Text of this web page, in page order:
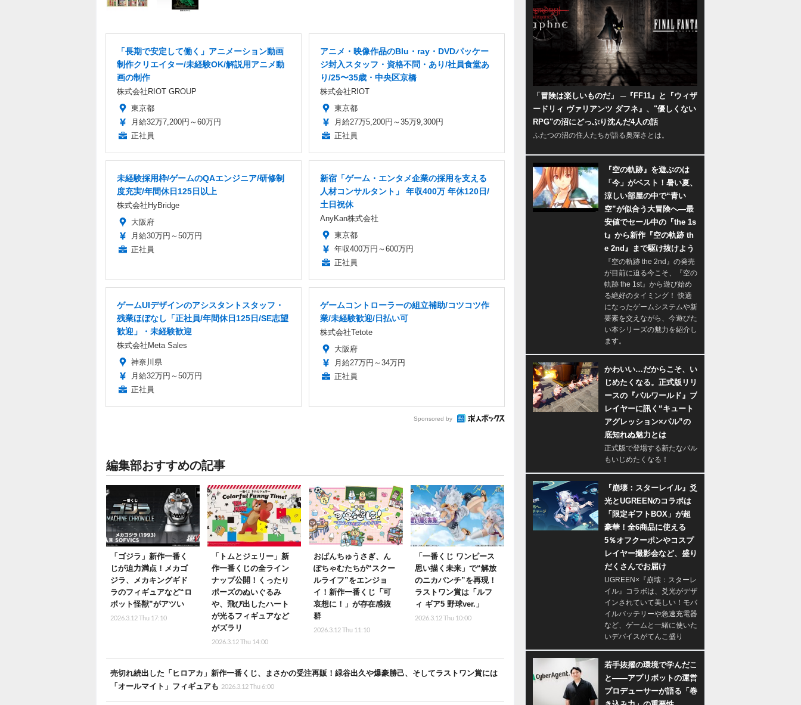
「長期で安定して働く」アニメーション動画
制作クリエイター/未経験OK/解説用アニメ動
画の制作
株式会社RIOT GROUP
東京都
月給32万7,200円～60万円
正社員
アニメ・映像作品のBlu・ray・DVDパッケー
ジ封入スタッフ・資格不問・あり/社員食堂あ
り/25〜35歳・中央区京橋
株式会社RIOT
東京都
月給27万5,200円～35万9,300円
正社員
未経験採用枠/ゲームのQAエンジニア/研修制
度充実/年間休日125日以上
株式会社HyBridge
大阪府
月給30万円～50万円
正社員
新宿「ゲーム・エンタメ企業の採用を支える
人材コンサルタント」 年収400万 年休120日/
土日祝休
AnyKan株式会社
東京都
年収400万円～600万円
正社員
ゲームUIデザインのアシスタントスタッフ・
残業ほぼなし「正社員/年間休日125日/SE志望
歓迎」・未経験歓迎
株式会社Meta Sales
神奈川県
月給32万円～50万円
正社員
ゲームコントローラーの組立補助/コツコツ作
業/未経験歓迎/日払い可
株式会社Tetote
大阪府
月給27万円～34万円
正社員
Sponsored by
編集部おすすめの記事
「ゴジラ」新作一番く
じが迫力満点！メカゴ
ジラ、メカキングギド
ラのフィギュアなど“ロ
ボット怪獣”がアツい
2026.3.12 Thu 17:10
「トムとジェリー」新
作一番くじの全ライン
ナップ公開！くったり
ポーズのぬいぐるみ
や、飛び出したハート
が光るフィギュアなど
がズラリ
2026.3.12 Thu 14:00
おぱんちゅうさぎ、ん
ぽちゃむたちが“スクー
ルライフ”をエンジョ
イ！新作一番くじ「可
哀想に！」が存在感抜
群
2026.3.12 Thu 11:10
「一番くじ ワンピース
思い描く未来」で“解放
のニカパンチ”を再現！
ラストワン賞は「ルフ
ィ ギア5 野球ver.」
2026.3.12 Thu 10:00
売切れ続出した「ヒロアカ」新作一番くじ、まさかの受注再販！緑谷出久や爆豪勝己、そしてラストワン賞には
「オールマイト」フィギュアも 2026.3.12 Thu 6:00
「冒険は楽しいものだ」 ─『FF11』と『ウィザ
ードリィ ヴァリアンツ ダフネ』、"優しくない
RPG"の沼にどっぷり沈んだ4人の話
ふたつの沼の住人たちが語る奥深さとは。
『空の軌跡』を遊ぶのは
「今」がベスト！暑い夏、
涼しい部屋の中で“青い
空”が似合う大冒険へ―最
安値でセール中の『the 1s
t』から新作『空の軌跡 th
e 2nd』まで駆け抜けよう
『空の軌跡 the 2nd』の発売
が目前に迫る今こそ、『空の
軌跡 the 1st』から遊び始め
る絶好のタイミング！ 快適
になったゲームシステムや新
要素を交えながら、今遊びた
い本シリーズの魅力を紹介し
ます。
かわいい…だからこそ、い
じめたくなる。正式版リリ
ースの『パルワールド』プ
レイヤーに訊く“キュート
アグレッション×パル”の
底知れぬ魅力とは
正式版で登場する新たなパル
もいじめたくなる！
『崩壊：スターレイル』爻
光とUGREENのコラボは
「限定ギフトBOX」が超
豪華！全6商品に使える
5％オフクーポンやコスプ
レイヤー撮影会など、盛り
だくさんでお届け
UGREEN×『崩壊：スターレ
イル』コラボは、爻光がデザ
インされていて美しい！モバ
イルバッテリーや急速充電器
など、ゲームと一緒に使いた
いデバイスがてんこ盛り
若手抜擢の環境で学んだこ
と――アプリボットの運営
プロデューサーが語る「巻